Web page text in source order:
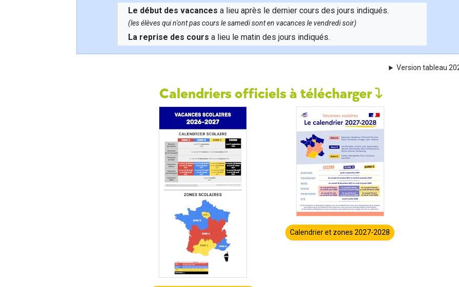
Le début des vacances a lieu après le dernier cours des jours indiqués.
(les élèves qui n'ont pas cours le samedi sont en vacances le vendredi soir)
La reprise des cours a lieu le matin des jours indiqués.
Version tableau
Calendriers officiels à télécharger
Calendrier et zones 2027-2028